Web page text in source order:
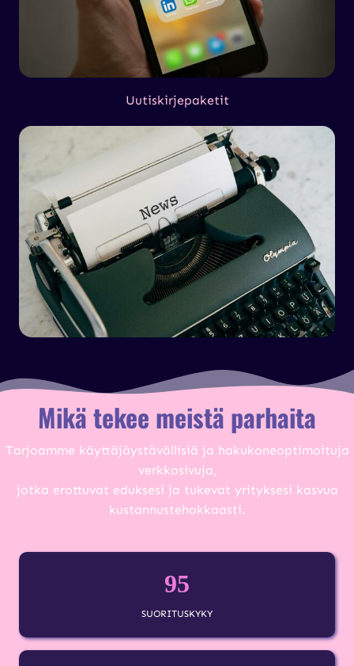
Uutiskirjepaketit
Mikä tekee meistä parhaita
Tarjoamme käyttäjäystävällisiä ja hakukoneoptimoituja
verkkosivuja,
jotka erottuvat eduksesi ja tukevat yrityksesi kasvua
kustannustehokkaasti.
95
SUORITUSKYKY